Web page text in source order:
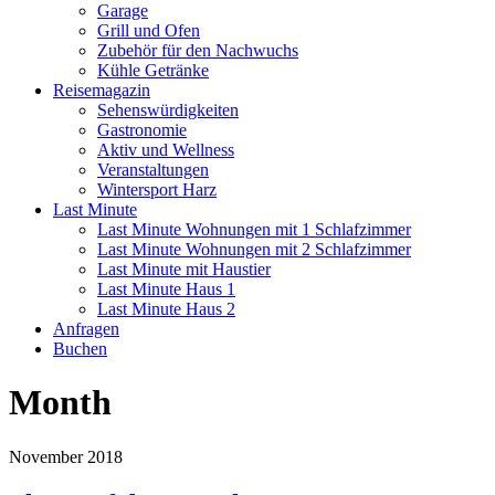
Garage
Grill und Ofen
Zubehör für den Nachwuchs
Kühle Getränke
Reisemagazin
Sehenswürdigkeiten
Gastronomie
Aktiv und Wellness
Veranstaltungen
Wintersport Harz
Last Minute
Last Minute Wohnungen mit 1 Schlafzimmer
Last Minute Wohnungen mit 2 Schlafzimmer
Last Minute mit Haustier
Last Minute Haus 1
Last Minute Haus 2
Anfragen
Buchen
Month
November 2018